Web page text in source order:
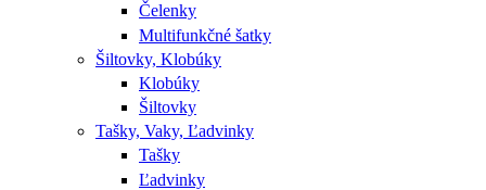
Čelenky
Multifunkčné šatky
Šiltovky, Klobúky
Klobúky
Šiltovky
Tašky, Vaky, Ľadvinky
Tašky
Ľadvinky